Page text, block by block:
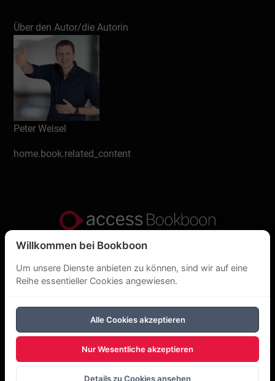
Schreiben Sie eine Rezension
Über den Autor/die Autorin
Peter Weisel
home.book.related_content
Datenschutzerklärung
Über uns
Cookie-Richtlinie
Copyright Bookboon 2026
Willkommen bei Bookboon
Um unsere Dienste anbieten zu können, sind wir auf eine
Reihe essentieller Cookies angewiesen.
Alle Cookies akzeptieren
Nur Wesentliche akzeptieren
Details zu Cookies ansehen